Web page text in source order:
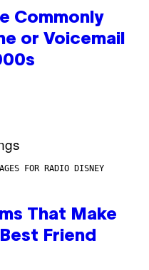
Commonly
or Voicemail
FOR RADIO DISNEY
That Make
Friend